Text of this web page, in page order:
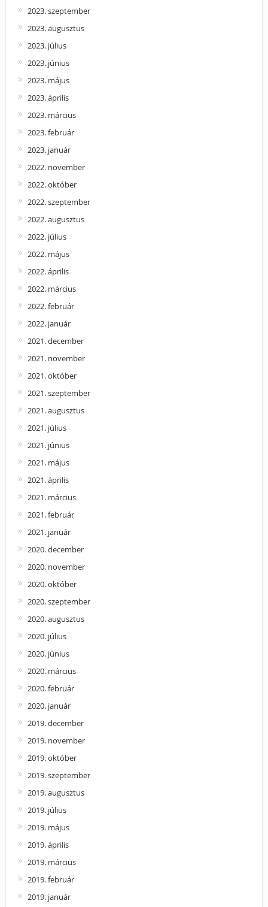
2023. szeptember
2023. augusztus
2023. július
2023. június
2023. május
2023. április
2023. március
2023. február
2023. január
2022. november
2022. október
2022. szeptember
2022. augusztus
2022. július
2022. május
2022. április
2022. március
2022. február
2022. január
2021. december
2021. november
2021. október
2021. szeptember
2021. augusztus
2021. július
2021. június
2021. május
2021. április
2021. március
2021. február
2021. január
2020. december
2020. november
2020. október
2020. szeptember
2020. augusztus
2020. július
2020. június
2020. március
2020. február
2020. január
2019. december
2019. november
2019. október
2019. szeptember
2019. augusztus
2019. július
2019. május
2019. április
2019. március
2019. február
2019. január